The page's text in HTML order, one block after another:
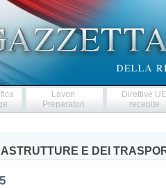
Lavori
Preparatori
Direttive
recepite
E DEI